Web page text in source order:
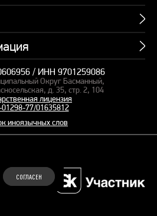
СОГЛАСЕН
/ ИНН 9701259086
Округ Басманный,
д. 35, стр. 2, 104
лицензия
77/01635812
иноязычных слов
Слайд